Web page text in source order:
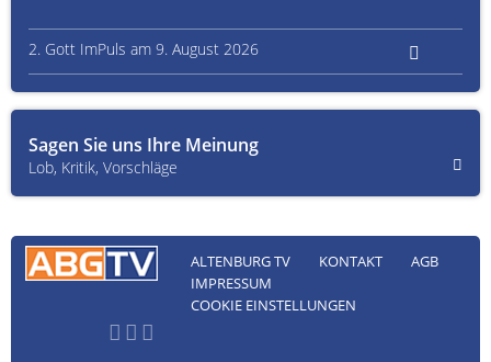
2. Gott ImPuls am 9. August 2026
Sagen Sie uns Ihre Meinung
Lob, Kritik, Vorschläge
ALTENBURG TV KONTAKT
AGB
IMPRESSUM
COOKIE EINSTELLUNGEN